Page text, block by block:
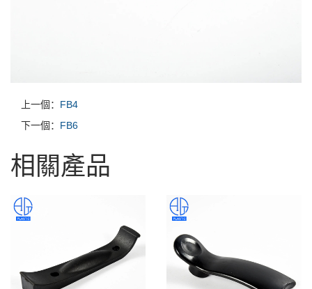
上一個： FB4
下一個： FB6
相關產品